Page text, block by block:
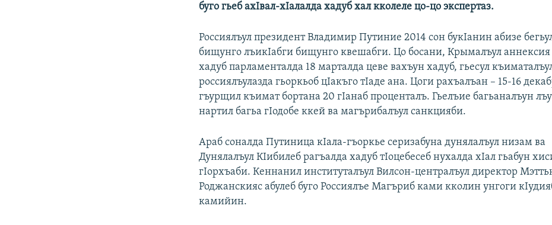
буго гьеб ахIвал-хIалалда хадуб хал кколеле цо-цо экспертаз.
Россиялъул президент Владимир Путиние 2014 сон букIанин абизе
бищунго лъикIабги бищунго квешабги. Цо босани, Крымалъул аннексия
хадуб парламенталда 18 марталда цеве вахъун хадуб, гьесул
россиялъулазда гьоркьоб цIакъго тIаде ана. Цоги рахъалъан – 15-16
гъурщил къимат бортана 20 гIанаб проценталъ. Гьелъие багьаналъун
нартил багьа гIодобе ккей ва магърибалъул санкцияби.
Араб соналда Путиница кIала-гъоркье серизабуна дунялалъул низам ва
Дунялалъул КIибилеб рагъалда хадуб тIоцебесеб нухалда хIал гьабун
гIорхъаби. Кеннанил институталъул Вилсон-централъул директор
Роджанскияс абулеб буго Россиялъе Магъриб ками кколин унгоги
камийин.